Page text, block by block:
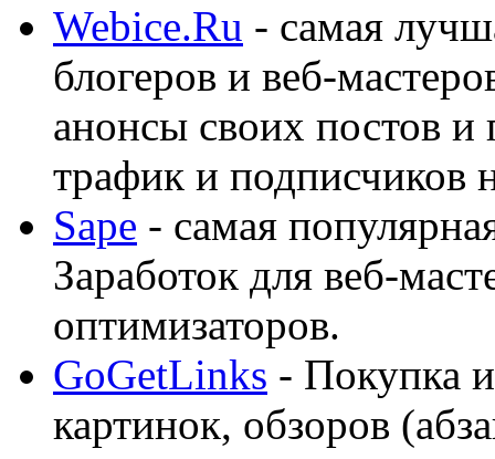
Webice.Ru - самая
блогеров и веб-
анонсы своих постов
трафик и подписчиков
Sape - самая
Заработок для веб-
оптимизаторов.
GoGetLinks - Покупка
картинок, обзоров